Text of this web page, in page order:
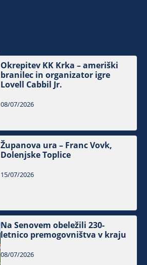
Okrepitev KK Krka – ameriški
branilec in organizator igre
Lovell Cabbil Jr.
08/07/2026
Županova ura – Franc Vovk,
Dolenjske Toplice
15/07/2026
Na Senovem obeležili 230-
letnico premogovništva v kraju
08/07/2026